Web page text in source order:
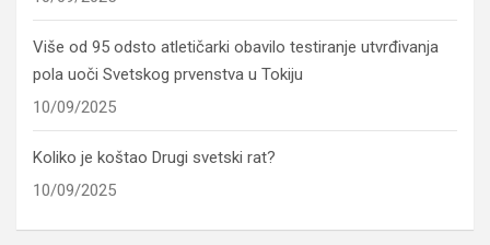
Više od 95 odsto atletičarki obavilo testiranje utvrđivanja
pola uoči Svetskog prvenstva u Tokiju
10/09/2025
Koliko je koštao Drugi svetski rat?
10/09/2025